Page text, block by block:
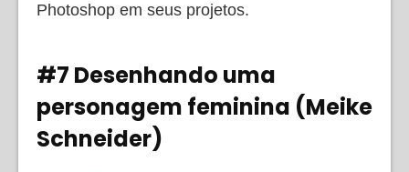
Photoshop em seus projetos.
#7 Desenhando uma
personagem feminina (Meike
Schneider)